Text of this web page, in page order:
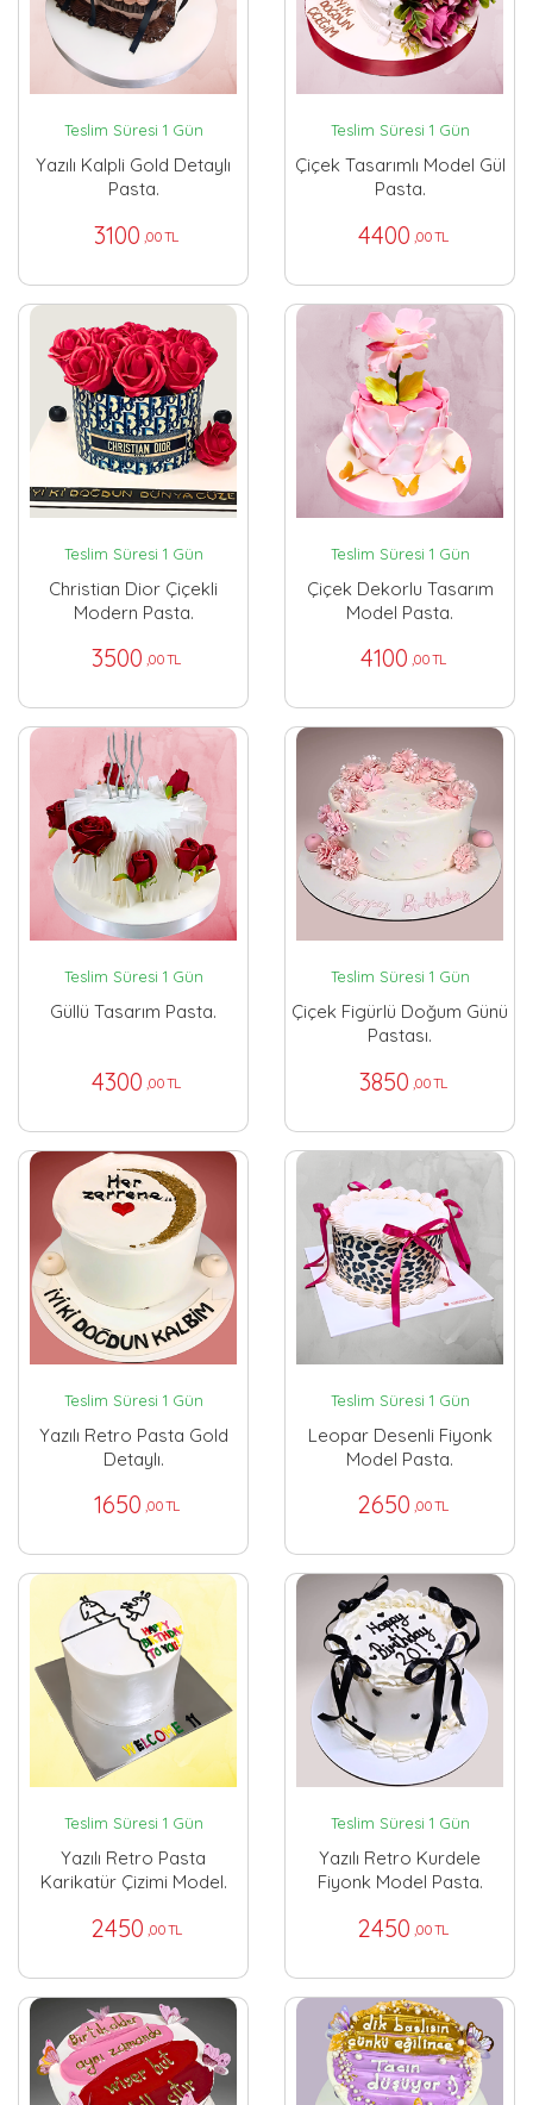
Teslim Süresi 1 Gün
Yazılı Kalpli Gold Detaylı
Pasta.
3100 ,00 TL
Teslim Süresi 1 Gün
Çiçek Tasarımlı Model Gül
Pasta.
4400 ,00 TL
Teslim Süresi 1 Gün
Christian Dior Çiçekli
Modern Pasta.
3500 ,00 TL
Teslim Süresi 1 Gün
Çiçek Dekorlu Tasarım
Model Pasta.
4100 ,00 TL
Teslim Süresi 1 Gün
Güllü Tasarım Pasta.
4300 ,00 TL
Teslim Süresi 1 Gün
Çiçek Figürlü Doğum Günü
Pastası.
3850 ,00 TL
Teslim Süresi 1 Gün
Yazılı Retro Pasta Gold
Detaylı.
1650 ,00 TL
Teslim Süresi 1 Gün
Leopar Desenli Fiyonk
Model Pasta.
2650 ,00 TL
Teslim Süresi 1 Gün
Yazılı Retro Pasta
Karikatür Çizimi Model.
2450 ,00 TL
Teslim Süresi 1 Gün
Yazılı Retro Kurdele
Fiyonk Model Pasta.
2450 ,00 TL